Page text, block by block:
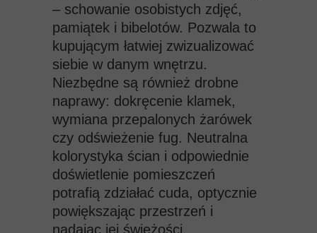
– schowanie osobistych zdjęć,
pamiątek i bibelotów. Pozwala to
kupującym łatwiej zwizualizować
siebie w danym wnętrzu.
Niezbędne są również drobne
naprawy: dokręcenie klamek,
wymiana przepalonych żarówek
czy odświeżenie fug. Neutralna
kolorystyka ścian i odpowiednie
doświetlenie pomieszczeń
potrafią zdziałać cuda, optycznie
powiększając przestrzeń i
nadając jej świeżości.